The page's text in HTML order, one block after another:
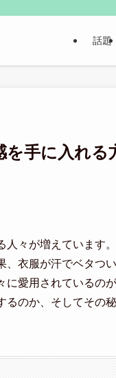
話題
を手に入れる
々が増えています
衣服が汗でベタつ
愛用されているの
のか、そしてその秘